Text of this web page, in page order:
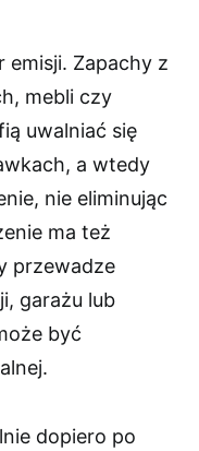
emisji. Zapachy z
mebli czy
uwalniać się
a wtedy
nie eliminując
ma też
przewadze
garażu lub
być
dopiero po